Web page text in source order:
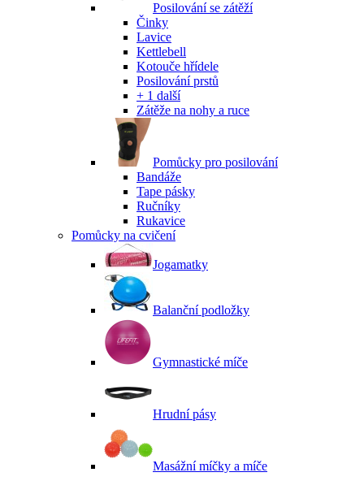
Posilování se zátěží
Činky
Lavice
Kettlebell
Kotouče hřídele
Posilování prstů
+ 1 další
Zátěže na nohy a ruce
Pomůcky pro posilování
Bandáže
Tape pásky
Ručníky
Rukavice
Pomůcky na cvičení
Jogamatky
Balanční podložky
Gymnastické míče
Hrudní pásy
Masážní míčky a míče